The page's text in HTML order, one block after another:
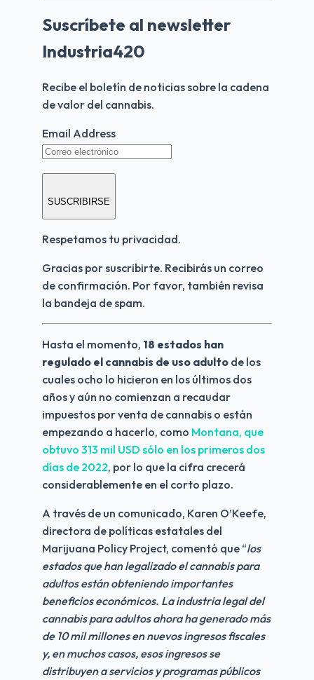
Suscríbete al newsletter
Industria420
Recibe el boletín de noticias sobre la cadena
de valor del cannabis.
Email Address
SUSCRIBIRSE
Respetamos tu privacidad.
Gracias por suscribirte. Recibirás un correo
de confirmación. Por favor, también revisa
la bandeja de spam.
Hasta el momento, 18 estados han
regulado el cannabis de uso adulto de los
cuales ocho lo hicieron en los últimos dos
años y aún no comienzan a recaudar
impuestos por venta de cannabis o están
empezando a hacerlo, como Montana, que
obtuvo 313 mil USD sólo en los primeros dos
días de 2022, por lo que la cifra crecerá
considerablemente en el corto plazo.
A través de un comunicado, Karen O’Keefe,
directora de políticas estatales del
Marijuana Policy Project, comentó que “los
estados que han legalizado el cannabis para
adultos están obteniendo importantes
beneficios económicos. La industria legal del
cannabis para adultos ahora ha generado más
de 10 mil millones en nuevos ingresos fiscales
y, en muchos casos, esos ingresos se
distribuyen a servicios y programas públicos